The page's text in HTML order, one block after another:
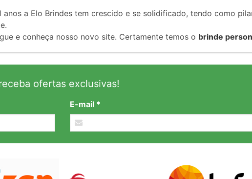
anos a Elo Brindes tem crescido e se solidificado, tendo como
e conheça nosso novo site. Certamente temos o brinde
ofertas exclusivas!
E-mail *